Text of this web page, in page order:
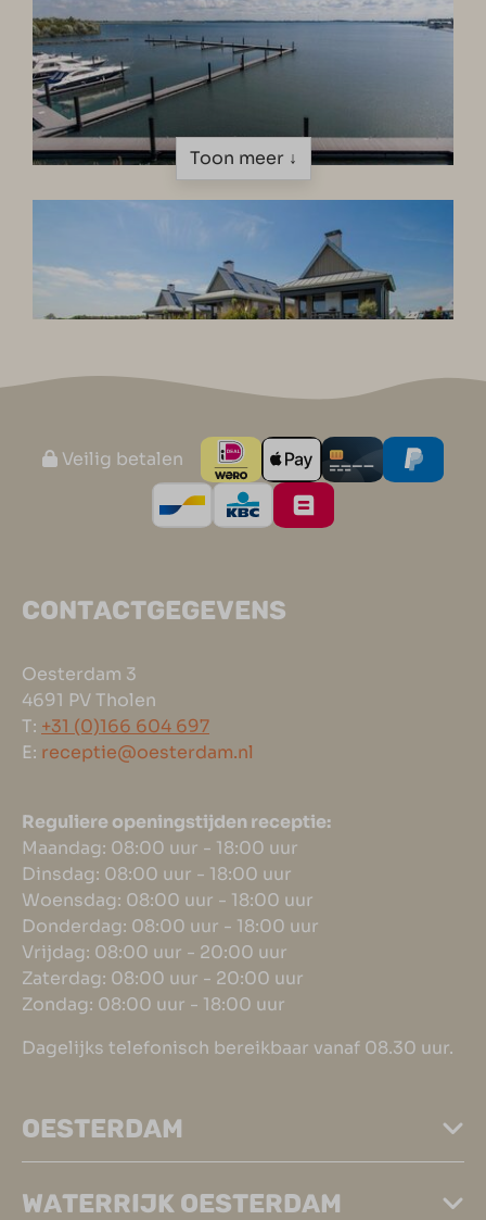
Toon meer ↓
Veilig betalen
CONTACTGEGEVENS
Oesterdam 3
4691 PV Tholen
T: +31 (0)166 604 697
E: receptie@oesterdam.nl
Reguliere openingstijden receptie:
Maandag: 08:00 uur - 18:00 uur
Dinsdag: 08:00 uur - 18:00 uur
Woensdag: 08:00 uur - 18:00 uur
Donderdag: 08:00 uur - 18:00 uur
Vrijdag: 08:00 uur - 20:00 uur
Zaterdag: 08:00 uur - 20:00 uur
Zondag: 08:00 uur - 18:00 uur
Dagelijks telefonisch bereikbaar vanaf 08.30 uur.
OESTERDAM
WATERRIJK OESTERDAM